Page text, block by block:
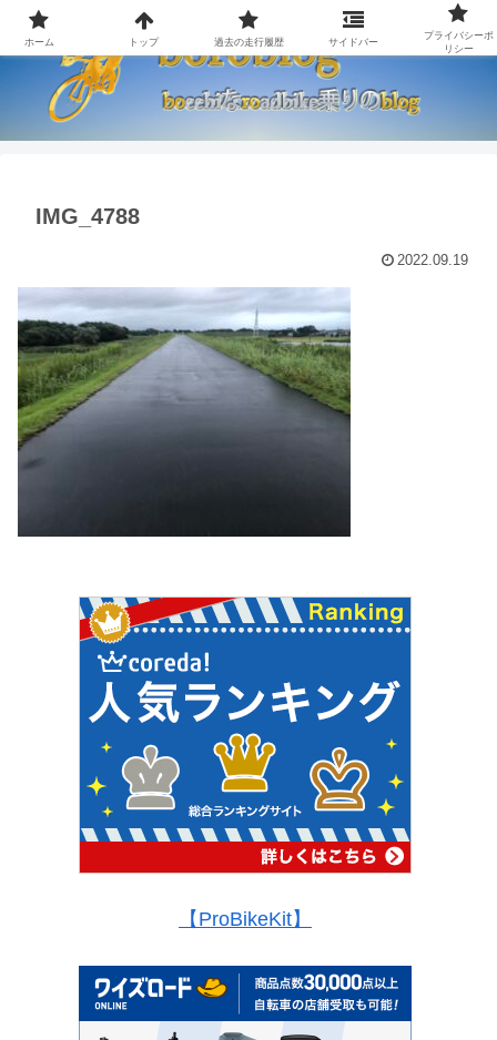
IMG_4788
2022.09.19
【ProBikeKit】
ホーム トップ 過去の走行履歴 サイドバー
プライバシーポ
リシー